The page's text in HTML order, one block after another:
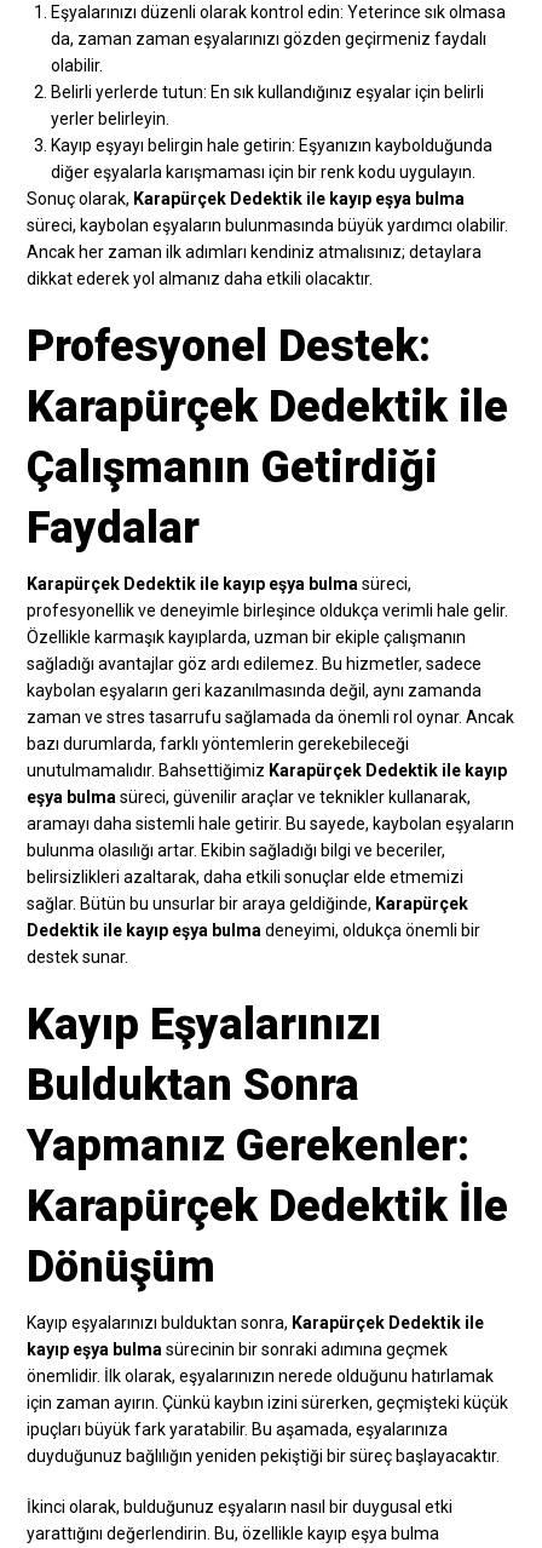
Eşyalarınızı düzenli olarak kontrol edin: Yeterince sık olmasa
da, zaman zaman eşyalarınızı gözden geçirmeniz faydalı
olabilir.
Belirli yerlerde tutun: En sık kullandığınız eşyalar için belirli
yerler belirleyin.
Kayıp eşyayı belirgin hale getirin: Eşyanızın kaybolduğunda
diğer eşyalarla karışmaması için bir renk kodu uygulayın.
Sonuç olarak, Karapürçek Dedektik ile kayıp eşya bulma
süreci, kaybolan eşyaların bulunmasında büyük yardımcı olabilir.
Ancak her zaman ilk adımları kendiniz atmalısınız; detaylara
dikkat ederek yol almanız daha etkili olacaktır.
Profesyonel Destek:
Karapürçek Dedektik ile
Çalışmanın Getirdiği
Faydalar
Karapürçek Dedektik ile kayıp eşya bulma süreci,
profesyonellik ve deneyimle birleşince oldukça verimli hale gelir.
Özellikle karmaşık kayıplarda, uzman bir ekiple çalışmanın
sağladığı avantajlar göz ardı edilemez. Bu hizmetler, sadece
kaybolan eşyaların geri kazanılmasında değil, aynı zamanda
zaman ve stres tasarrufu sağlamada da önemli rol oynar. Ancak
bazı durumlarda, farklı yöntemlerin gerekebileceği
unutulmamalıdır. Bahsettiğimiz Karapürçek Dedektik ile kayıp
eşya bulma süreci, güvenilir araçlar ve teknikler kullanarak,
aramayı daha sistemli hale getirir. Bu sayede, kaybolan eşyaların
bulunma olasılığı artar. Ekibin sağladığı bilgi ve beceriler,
belirsizlikleri azaltarak, daha etkili sonuçlar elde etmemizi
sağlar. Bütün bu unsurlar bir araya geldiğinde, Karapürçek
Dedektik ile kayıp eşya bulma deneyimi, oldukça önemli bir
destek sunar.
Kayıp Eşyalarınızı
Bulduktan Sonra
Yapmanız Gerekenler:
Karapürçek Dedektik İle
Dönüşüm
Kayıp eşyalarınızı bulduktan sonra, Karapürçek Dedektik ile
kayıp eşya bulma sürecinin bir sonraki adımına geçmek
önemlidir. İlk olarak, eşyalarınızın nerede olduğunu hatırlamak
için zaman ayırın. Çünkü kaybın izini sürerken, geçmişteki küçük
ipuçları büyük fark yaratabilir. Bu aşamada, eşyalarınıza
duyduğunuz bağlılığın yeniden pekiştiği bir süreç başlayacaktır.
İkinci olarak, bulduğunuz eşyaların nasıl bir duygusal etki
yarattığını değerlendirin. Bu, özellikle kayıp eşya bulma